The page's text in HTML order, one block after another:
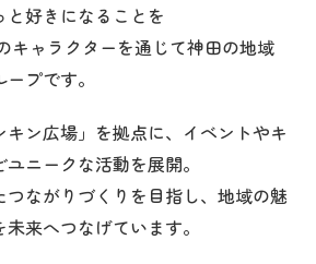
と好きになることを
キャラクターを通じて神田の地域
プです。
ン広場」を拠点に、イベントやキ
ニークな活動を展開。
ながりづくりを目指し、地域の魅
来へつなげています。